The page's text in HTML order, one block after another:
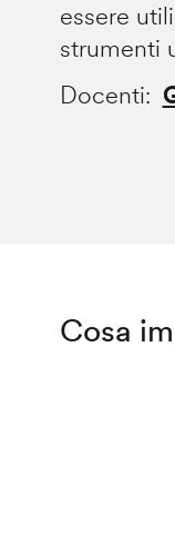
essere
strumenti
Docenti
Cosa